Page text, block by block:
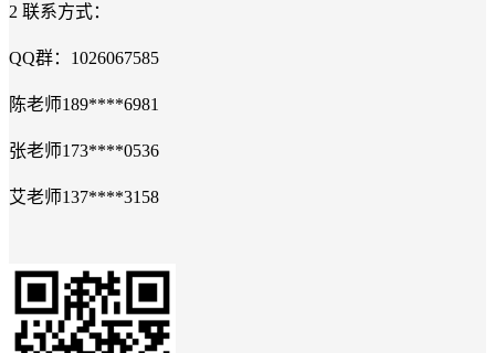
2 联系方式：
QQ群：1026067585
陈老师189****6981
张老师173****0536
艾老师137****3158